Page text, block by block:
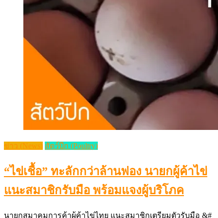
ข่าว (News) สัตว์ปีก (Poultry)
“ไข่เชื้อ” ทะลักกว่าล้านฟอง นายกผู้ค้าไข่
แนะสมาชิกรับมือ พร้อมแจงผู้บริโภค
นายกสมาคมการค้าผู้ค้าไข่ไทย แนะสมาชิกเตรียมตัวรับมือ &#